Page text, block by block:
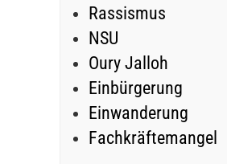
Rassismus
NSU
Oury Jalloh
Einbürgerung
Einwanderung
Fachkräftemangel